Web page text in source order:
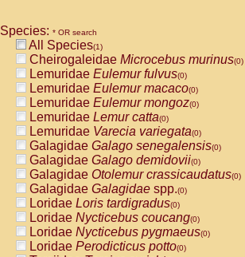
CebidaeCebus capucinus
CebidaeCebus nigrivittatus
CebidaeCebus spp.(0)
CebidaeSaimiri boliviensis(0)
CebidaeSaimiri sciureus(0)
AtelidaeAlouatta caraya(0)
AtelidaeAlouatta fusca(0)
AtelidaeAlouatta seniculus(0)
AtelidaeAlouattaspp.(0)
AtelidaeAteles belzebuth(0)
AtelidaeAteles geoffroyi(0)
AtelidaeAteles paniscus(0)
AtelidaeAtelesspp.(0)
AtelidaeLagothrix lagothricha(0)
AtelidaeLagothrix lagothricha cana
PitheciidaeCacajao calvus
Species: * OR search
All Species(1)
Cheirogaleidae Microcebus murinus(0)
Lemuridae Eulemur fulvus(0)
Lemuridae Eulemur macaco(0)
Lemuridae Eulemur mongoz(0)
Lemuridae Lemur catta(0)
Lemuridae Varecia variegata(0)
Galagidae Galago senegalensis(0)
Galagidae Galago demidovii(0)
Galagidae Otolemur crassicaudatus(0)
Galagidae Galagidae spp.(0)
Loridae Loris tardigradus(0)
Loridae Nycticebus coucang(0)
Loridae Nycticebus pygmaeus(0)
Loridae Perodicticus potto(0)